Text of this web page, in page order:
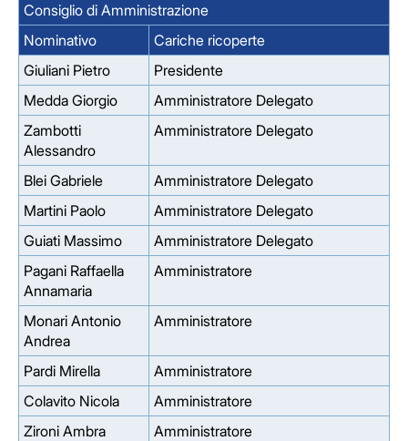
Consiglio di Amministrazione
Nominativo
Cariche ricoperte
Giuliani Pietro
Presidente
Medda Giorgio
Amministratore Delegato
Zambotti
Alessandro
Amministratore Delegato
Blei Gabriele
Amministratore Delegato
Martini Paolo
Amministratore Delegato
Guiati Massimo
Amministratore Delegato
Pagani Raffaella
Annamaria
Amministratore
Monari Antonio
Andrea
Amministratore
Pardi Mirella
Amministratore
Colavito Nicola
Amministratore
Zironi Ambra
Amministratore